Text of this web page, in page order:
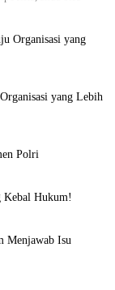
yang Lebih
Polri
Kebal Hukum!
Menjawab Isu